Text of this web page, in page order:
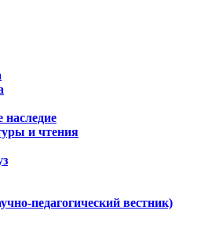
наследие
и чтения
педагогический вестник)